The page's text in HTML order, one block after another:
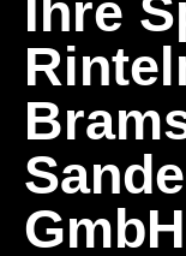
Ihre
GmbH